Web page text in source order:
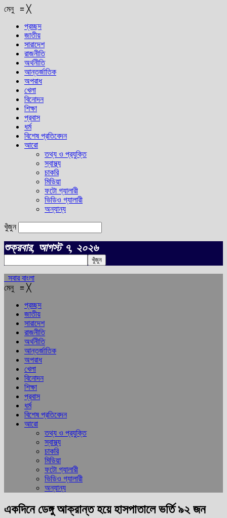
মেনু ≡ ╳
প্রচ্ছদ
জাতীয়
সারাদেশ
রাজনীতি
অর্থনীতি
আন্তর্জাতিক
অপরাধ
খেলা
বিনোদন
শিক্ষা
প্রবাস
ধর্ম
বিশেষ প্রতিবেদন
আরো
তথ্য ও প্রযুক্তি
স্বাস্থ্য
চাকরি
মিডিয়া
ফটো গ্যালারী
ভিডিও গ্যালারী
অন্যান্য
খুঁজুন
শুক্রবার, আগস্ট ৭, ২০২৬
সবার বাংলা
মেনু ≡ ╳
প্রচ্ছদ
জাতীয়
সারাদেশ
রাজনীতি
অর্থনীতি
আন্তর্জাতিক
অপরাধ
খেলা
বিনোদন
শিক্ষা
প্রবাস
ধর্ম
বিশেষ প্রতিবেদন
আরো
তথ্য ও প্রযুক্তি
স্বাস্থ্য
চাকরি
মিডিয়া
ফটো গ্যালারী
ভিডিও গ্যালারী
অন্যান্য
একদিনে ডেঙ্গু আক্রান্ত হয়ে হাসপাতালে ভর্তি ৯২ জন